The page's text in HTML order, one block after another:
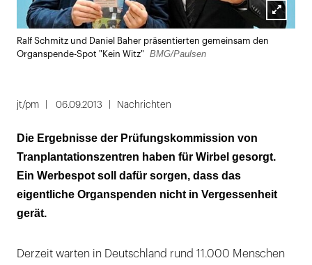
Lightbox
öffnen
Ralf Schmitz und Daniel Baher präsentierten gemeinsam den
Organspende-Spot "Kein Witz"
BMG/Paulsen
jt/pm 06.09.2013 Nachrichten
Die Ergebnisse der Prüfungskommission von
Tranplantationszentren haben für Wirbel gesorgt.
Ein Werbespot soll dafür sorgen, dass das
eigentliche Organspenden nicht in Vergessenheit
gerät.
Derzeit warten in Deutschland rund 11.000 Menschen